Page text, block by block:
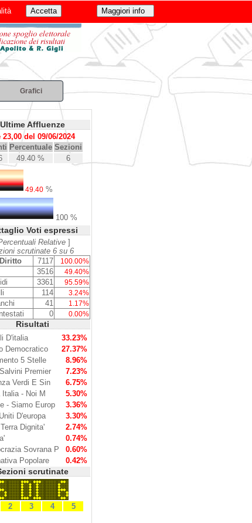
Grafici
Ultime Affluenze
23,00 del 09/06/2024
Percentuale Sezioni
49.40 % 6
49.40%
100 %
Voti espressi
Relative ]
scrutinate 6 su 6
7117 100.00%
3516 49.40%
3361 95.59%
114 3.24%
41 1.17%
0 0.00%
Risultati
D'italia
33.23%
Democratico
27.37%
5 Stelle
8.96%
Premier
7.23%
Verdi E Sin
6.75%
Italia - Noi M
5.30%
- Siamo Europ
3.36%
D'europa
3.30%
Dignita'
2.74%
0.74%
Sovrana P
0.60%
Popolare 0.42%
scrutinate
2 3 4
5